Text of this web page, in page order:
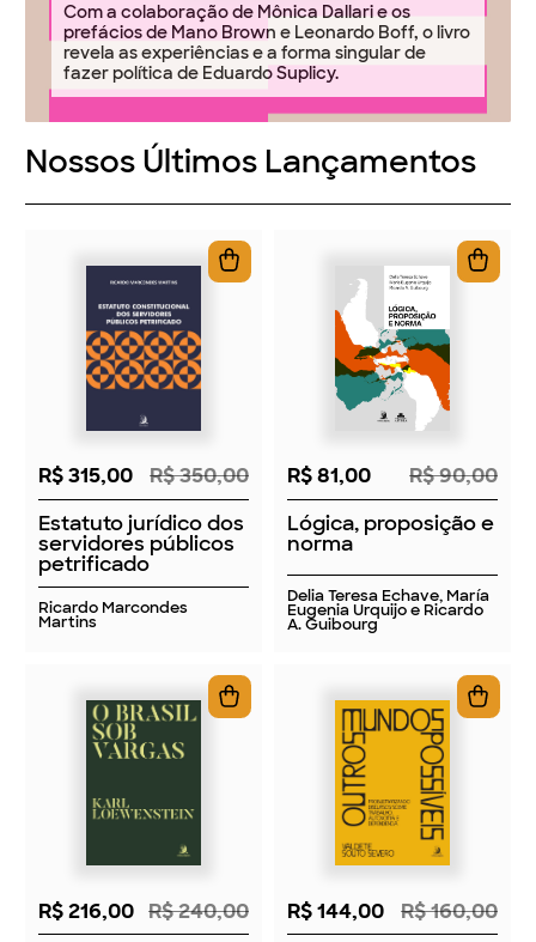
Com a colaboração de Mônica Dallari e os
prefácios de Mano Brown e Leonardo Boff, o livro
revela as experiências e a forma singular de
fazer política de Eduardo Suplicy.
Nossos Últimos Lançamentos
R$ 315,00
R$ 350,00
Estatuto jurídico dos
servidores públicos
petrificado
Ricardo Marcondes
Martins
R$ 81,00
R$ 90,00
Lógica, proposição e
norma
Delia Teresa Echave, María
Eugenia Urquijo e Ricardo
A. Guibourg
R$ 216,00 R$ 240,00
R$ 144,00
R$ 160,00